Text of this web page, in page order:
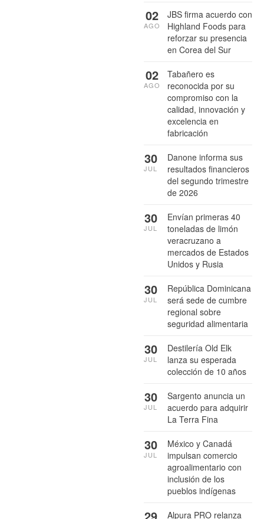
JBS firma acuerdo con
Highland Foods para
reforzar su presencia
en Corea del Sur
02
AGO
Tabañero es
reconocida por su
compromiso con la
calidad, innovación y
excelencia en
fabricación
02
AGO
Danone informa sus
resultados financieros
del segundo trimestre
de 2026
30
JUL
Envían primeras 40
toneladas de limón
veracruzano a
mercados de Estados
Unidos y Rusia
30
JUL
República Dominicana
será sede de cumbre
regional sobre
seguridad alimentaria
30
JUL
Destilería Old Elk
lanza su esperada
colección de 10 años
30
JUL
Sargento anuncia un
acuerdo para adquirir
La Terra Fina
30
JUL
México y Canadá
impulsan comercio
agroalimentario con
inclusión de los
pueblos indígenas
30
JUL
Alpura PRO relanza